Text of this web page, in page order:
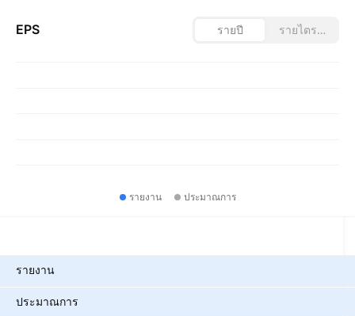
EPS รายปี รายไตรมาส
รายงาน ประมาณการ
รายงาน
ประมาณการ